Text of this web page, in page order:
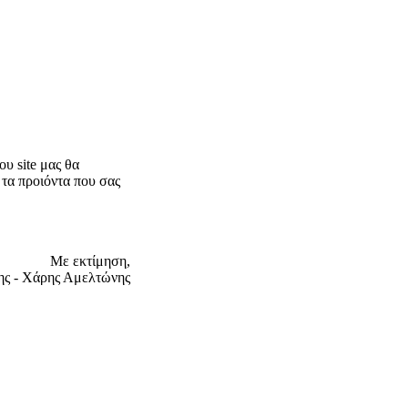
site μας θα
προιόντα που σας
Με εκτίμηση,
- Χάρης Αμελτώνης